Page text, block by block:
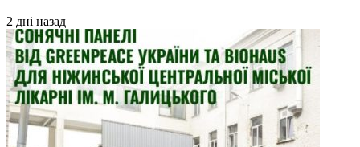
2 дні назад